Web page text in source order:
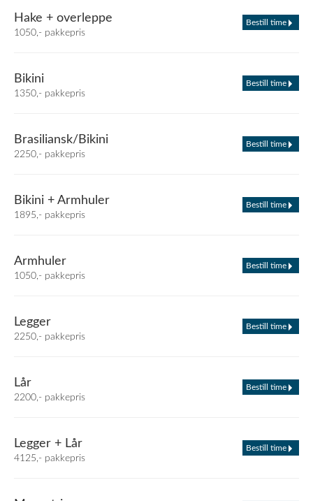
Hake + overleppe
1050,- pakkepris
Bestill time
Bikini
1350,- pakkepris
Bestill time
Brasiliansk/Bikini
2250,- pakkepris
Bestill time
Bikini + Armhuler
1895,- pakkepris
Bestill time
Armhuler
1050,- pakkepris
Bestill time
Legger
2250,- pakkepris
Bestill time
Lår
2200,- pakkepris
Bestill time
Legger + Lår
4125,- pakkepris
Bestill time